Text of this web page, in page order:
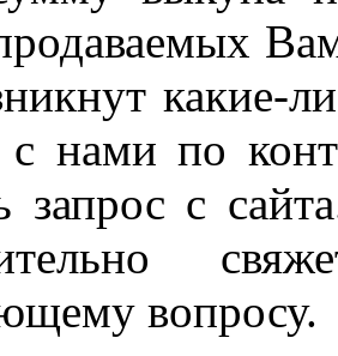
какие-
с нами по
запрос с
вопросу.